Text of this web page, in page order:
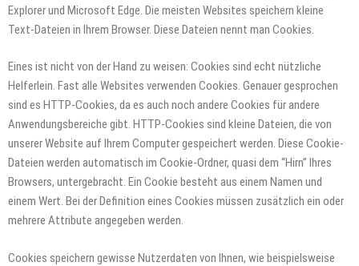
Explorer und Microsoft Edge. Die meisten Websites speichern kleine
Text-Dateien in Ihrem Browser. Diese Dateien nennt man Cookies.
Eines ist nicht von der Hand zu weisen: Cookies sind echt nützliche
Helferlein. Fast alle Websites verwenden Cookies. Genauer gesprochen
sind es HTTP-Cookies, da es auch noch andere Cookies für andere
Anwendungsbereiche gibt. HTTP-Cookies sind kleine Dateien, die von
unserer Website auf Ihrem Computer gespeichert werden. Diese Cookie-
Dateien werden automatisch im Cookie-Ordner, quasi dem “Hirn” Ihres
Browsers, untergebracht. Ein Cookie besteht aus einem Namen und
einem Wert. Bei der Definition eines Cookies müssen zusätzlich ein oder
mehrere Attribute angegeben werden.
Cookies speichern gewisse Nutzerdaten von Ihnen, wie beispielsweise